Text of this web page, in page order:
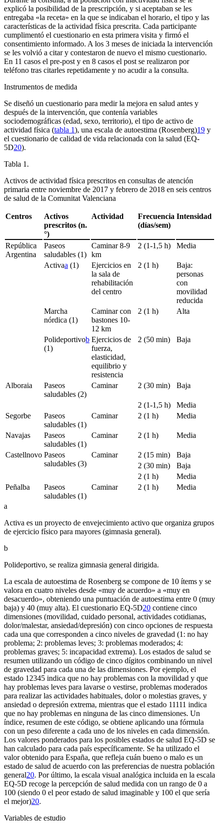
explicó la posibilidad de la prescripción, y si aceptaban se les
entregaba «la receta» en la que se indicaban el horario, el tipo y las
características de la actividad física prescrita. Cada participante
cumplimentó el cuestionario en esta primera visita y firmó el
consentimiento informado. A los 3 meses de iniciada la intervención
se les volvió a citar y contestaron de nuevo el mismo cuestionario.
En 11 casos el pre-post y en 8 casos el post se realizaron por
teléfono tras citarles repetidamente y no acudir a la consulta.
Instrumentos de medida
Se diseñó un cuestionario para medir la mejora en salud antes y
después de la intervención, que contenía variables
sociodemográficas (edad, sexo, territorio), el tipo de activo de
actividad física (tabla 1), una escala de autoestima (Rosenberg)19 y
el cuestionario de calidad de vida relacionada con la salud (EQ-
5D20).
Tabla 1.
Activos de actividad física prescritos en consultas de atención
primaria entre noviembre de 2017 y febrero de 2018 en seis centros
de salud de la Comunitat Valenciana
Centros
Activos
prescritos (n.
°)
Actividad
Frecuencia
(días/sem)
Intensidad
República
Argentina
Paseos
saludables (1)
Caminar 8-9
km
2 (1-1,5 h) Media
Activaa (1)
Ejercicios en
la sala de
rehabilitación
del centro
2 (1 h)
Baja:
personas
con
movilidad
reducida
Marcha
nórdica (1)
Caminar con
bastones 10-
12 km
2 (1 h) Alta
Polideportivob
(1)
Ejercicios de
fuerza,
elasticidad,
equilibrio y
resistencia
2 (50 min) Baja
Alboraia
Paseos
saludables (2)
Caminar 2 (30 min) Baja
2 (1-1,5 h)
Media
Segorbe
Paseos
saludables (1)
Caminar 2 (1 h) Media
Navajas
Paseos
saludables (1)
Caminar 2 (1 h) Media
Castellnovo Paseos
saludables (3)
Caminar 2 (15 min)
Baja
2 (30 min)
Baja
2 (1 h)
Media
Peñalba
Paseos
saludables (1)
Caminar 2 (1 h) Media
a
Activa es un proyecto de envejecimiento activo que organiza grupos
de ejercicio físico para mayores (gimnasia general).
b
Polideportivo, se realiza gimnasia general dirigida.
La escala de autoestima de Rosenberg se compone de 10 ítems y se
valora en cuatro niveles desde «muy de acuerdo» a «muy en
desacuerdo», obteniendo una puntuación de autoestima entre 0 (muy
baja) y 40 (muy alta). El cuestionario EQ-5D20 contiene cinco
dimensiones (movilidad, cuidado personal, actividades cotidianas,
dolor/malestar, ansiedad/depresión) con cinco opciones de respuesta
cada una que corresponden a cinco niveles de gravedad (1: no hay
problema; 2: problemas leves; 3: problemas moderados; 4:
problemas graves; 5: incapacidad extrema). Los estados de salud se
resumen utilizando un código de cinco dígitos combinando un nivel
de gravedad para cada una de las dimensiones. Por ejemplo, el
estado 12345 indica que no hay problemas con la movilidad y que
hay problemas leves para lavarse o vestirse, problemas moderados
para realizar las actividades habituales, dolor o molestias graves, y
ansiedad o depresión extrema, mientras que el estado 11111 indica
que no hay problemas en ninguna de las cinco dimensiones. Un
índice, resumen de este código, se obtiene aplicando una fórmula
con un peso diferente a cada uno de los niveles en cada dimensión.
Los valores ponderados para los posibles estados de salud EQ-5D se
han calculado para cada país específicamente. Se ha utilizado el
valor obtenido para España, que refleja cuán bueno o malo es un
estado de salud de acuerdo con las preferencias de nuestra población
general20. Por último, la escala visual analógica incluida en la escala
EQ-5D recoge la percepción de salud medida con un rango de 0 a
100 (siendo 0 el peor estado de salud imaginable y 100 el que sería
el mejor)20.
Variables de estudio